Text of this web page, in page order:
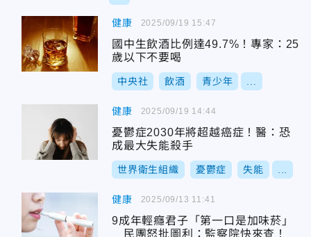
健康
國中生飲酒比例達49.7%！專家：25
歲以下不要喝
中央社 飲酒 青少年
2025/09/19 15:47
健康
憂鬱症2030年將超越癌症！醫：恐
成最大失能殺手
世界衛生組織 憂鬱症 失能
2025/09/19 14:44
健康
9成年輕癮君子「第一口是加味菸」
民團怒批圖利：監察院快來查！
2025/09/13 11:41